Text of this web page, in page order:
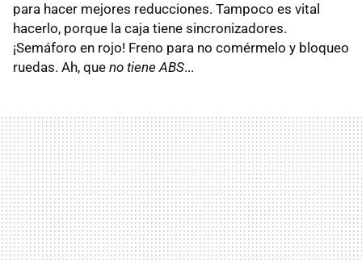
para hacer mejores reducciones. Tampoco es vital
hacerlo, porque la caja tiene sincronizadores.
¡Semáforo en rojo! Freno para no comérmelo y bloqueo
ruedas. Ah, que no tiene ABS...